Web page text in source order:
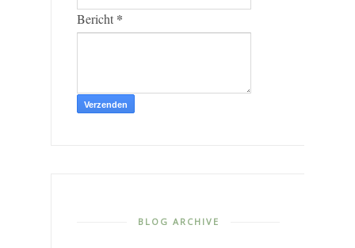
Bericht *
BLOG ARCHIVE